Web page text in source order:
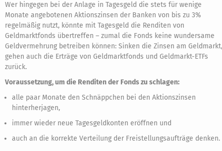
Wer hingegen bei der Anlage in Tagesgeld die stets für wenige
Monate angebotenen Aktionszinsen der Banken von bis zu 3%
regelmäßig nutzt, könnte mit Tagesgeld die Renditen von
Geldmarktfonds übertreffen – zumal die Fonds keine wundersame
Geldvermehrung betreiben können: Sinken die Zinsen am Geldmarkt,
gehen auch die Erträge von Geldmarktfonds und Geldmarkt-ETFs
zurück.
Voraussetzung, um die Renditen der Fonds zu schlagen:
alle paar Monate den Schnäppchen bei den Aktionszinsen
hinterherjagen,
immer wieder neue Tagesgeldkonten eröffnen und
auch an die korrekte Verteilung der Freistellungsaufträge denken.